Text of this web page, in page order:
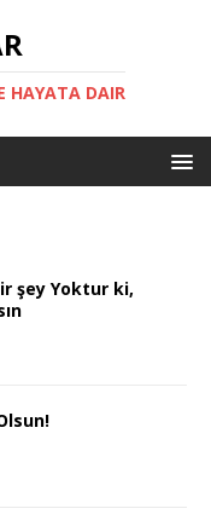
HAYATA DAIR
şey Yoktur ki,